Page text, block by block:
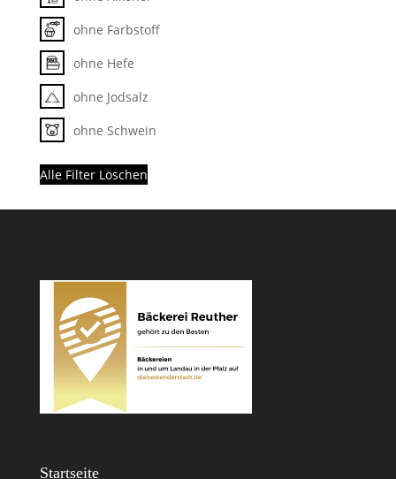
ohne Farbstoff
ohne Hefe
ohne Jodsalz
ohne Schwein
Alle Filter Löschen
Startseite